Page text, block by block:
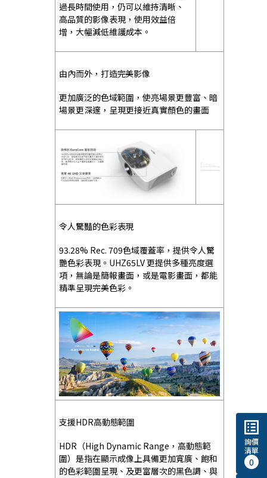
過長時間使用，仍可以維持清晰、
高品質的影像表現，使用效益倍
增，大幅減低維護成本。
由內而外，打造完美影像
更加廣泛的色域範圍，使亮場景更豐富、暗
場景更深邃，呈現更接近真實顏色的畫面
令人驚豔的色彩表現
93.28% Rec. 709色域覆蓋率，提供令人驚
艷色彩表現。UHZ65LV 更提供多種亮度選
項，無論是簡報畫面，或是電影畫面，都能
精準呈現完美色彩。
支援HDR高動態範圍
HDR（High Dynamic Range，高動態範
圍）是指在顯示成像上具備更加寬廣、飽和
的色彩範圍呈現、及更富層次的黑色調、與
list_alt
詢價
清單
0